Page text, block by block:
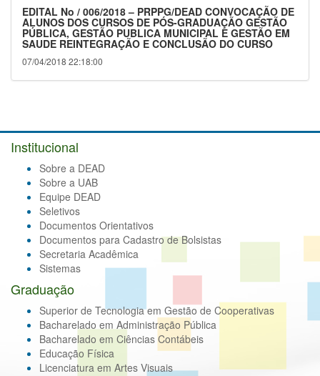
EDITAL No / 006/2018 – PRPPG/DEAD CONVOCAÇÃO DE
ALUNOS DOS CURSOS DE PÓS-GRADUAÇÃO GESTÃO
PÚBLICA, GESTÃO PUBLICA MUNICIPAL E GESTÃO EM
SAUDE REINTEGRAÇÃO E CONCLUSÃO DO CURSO
07/04/2018 22:18:00
Institucional
Sobre a DEAD
Sobre a UAB
Equipe DEAD
Seletivos
Documentos Orientativos
Documentos para Cadastro de Bolsistas
Secretaria Acadêmica
Sistemas
Graduação
Superior de Tecnologia em Gestão de Cooperativas
Bacharelado em Administração Pública
Bacharelado em Ciências Contábeis
Educação Física
Licenciatura em Artes Visuais